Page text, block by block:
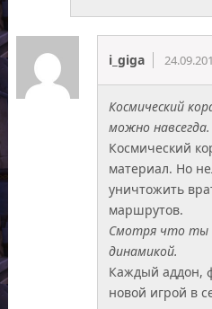
i_giga
Космический
можно навсегда.
Космический
материал. Но
уничтожить
маршрутов.
Смотря что ты
динамикой.
Каждый аддон,
новой игрой в